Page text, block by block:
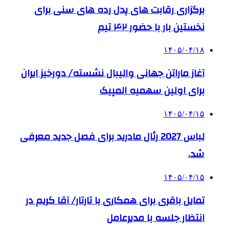
برگزاری رقابت های پدل رده های سنی برای
نخستین بار با حضور ۴۲ تیم
۱۴۰۵/۰۴/۱۸
آغاز ماراتن جهانی والیبال نشسته/ دورخیز ایران
برای اولین سهمیه المپیک
۱۴۰۵/۰۴/۱۵
لباس 2027 رئال مادرید برای فصل جدید معرفی
شد.
۱۴۰۵/۰۴/۱۵
تمایل باقری برای همکاری با تارتار/ آقا کریم در
انتظار جلسه با مدیرعامل